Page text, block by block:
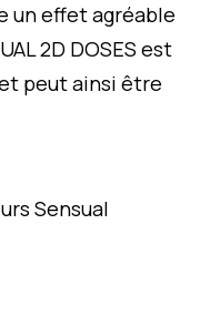
un effet agréable
2D DOSES est
peut ainsi être